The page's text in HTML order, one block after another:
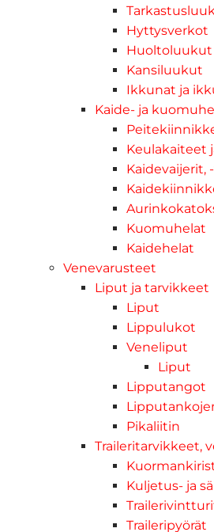
Hyttysverkot
Huoltoluukut
Kansiluukut
Ikkunat ja
Kaide- ja
Keulakaiteet
Kaidevaijerit,
Kuomuhelat
Kaidehelat
Venevarusteet
Liput ja tarvikkeet
Liput
Lippulukot
Veneliput
Liput
Lipputangot
Pikaliitin
Traileritarvikkeet,
Kuljetus- ja
Traileripyörät